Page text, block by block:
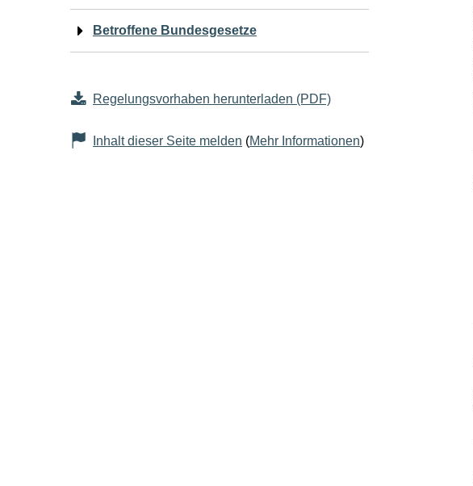
Seiteninhalt
Betroffene Bundesgesetze
Regelungsvorhaben herunterladen (PDF)
Inhalt dieser Seite melden (Mehr Informationen)